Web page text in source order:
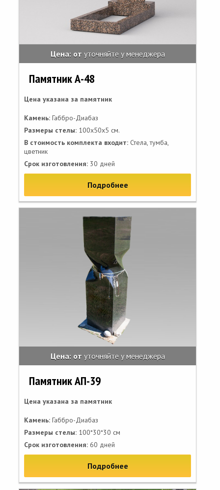
Цена: от уточняйте у менеджера
Памятник А-48
Цена указана за памятник
Камень: Габбро-Диабаз
Размеры стелы: 100х50х5 см.
В стоимость комплекта входит: Стела, тумба,
цветник
Срок изготовления: 30 дней
Подробнее
Цена: от уточняйте у менеджера
Памятник АП-39
Цена указана за памятник
Камень: Габбро-Диабаз
Размеры стелы: 100*30*30 см
Срок изготовления: 60 дней
Подробнее